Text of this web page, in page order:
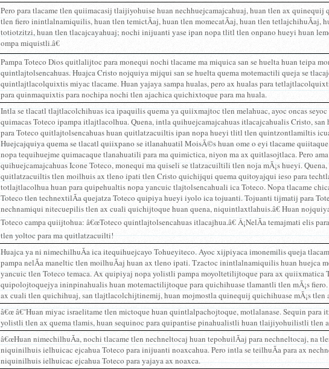
Pero para tlacame tlen quiimacasij tlaijiyohuise huan nechhuejcamajcahuaj, huan tlen ax quinequij
tlen fiero inintlalnamiquilis, huan tlen temictÃ­aj, huan tlen momecatÃ­aj, huan tlen tetlajchihuÃ­aj,
totiotzitzi, huan tlen tlacajcayahuaj; nochi inijuanti yase ipan nopa tlitl tlen onpano hueyi huan
ompa miquistli.â€
Pampa Toteco Dios quitlalijtoc para monequi nochi tlacame ma miquica san se huelta huan teipa
quintlajtolsencahuas. Huajca Cristo nojquiya mijqui san se huelta quema motemactili queja se
quintlajtlacolquixtis miyac tlacame. Huan yajaya sampa hualas, pero ax hualas para
para quinmaquixtis para nochipa nochi tlen ajachica quichixtoque para ma huala.
Intla se tlacatl tlajtlacolchihuas ica ipaquilis quema ya quiixmajtoc tlen melahuac, ayoc oncas
quimacas Toteco ipampa itlajtlacolhua. Quena, intla quihuejcamajcahuas itlacajcahualis Cristo,
para Toteco quitlajtolsencahuas huan quitlatzacuiltis ipan nopa hueyi tlitl tlen quintzontlamiltis
Huejcajquiya quema se tlacatl quiixpano se itlanahuatil MoisÃ©s huan ome o eyi tlacame
nopa tequihuejme quimacaque tlanahuatili para ma quimictica, niyon ma ax quitlasojtlaca. Pero
quihuejcamajcahuas Icone Toteco, monequi ma quiseli se tlatzacuiltili tlen noja mÃ¡s hueyi.
quitlatzacuiltis tlen moilhuis ax tleno ipati tlen Cristo quichijqui quema quitoyajqui ieso para
totlajtlacolhua huan para quipehualtis nopa yancuic tlajtolsencahuali ica Toteco. Nopa tlacame
Toteco tlen technextilÃ­a quejatza Toteco quipiya hueyi iyolo ica tojuanti. Tojuanti tijmatij para
nechnamiqui nitecuepilis tlen ax cuali quichijtoque huan quena, niquintlaxtlahuis.â€ Huan
Toteco campa quiijtohua: â€œToteco quintlajtolsencahuas itlacajhua.â€ Â¡NelÃ­a temajmati elis
tlen yoltoc para ma quitlatzacuilti!
Huajca ya ni nimechilhuÃ­a ica itequihuejcayo Tohueyiteco. Ayoc xijpiyaca imonemilis queja
pampa nelÃ­a maneltic tlen moilhuÃ­aj huan ax tleno ipati. Tzactoc inintlalnamiquilis huan huejca
yancuic tlen Toteco temaca. Ax quipiyaj nopa yolistli pampa moyoltetilijtoque para ax quiixmatica
quipolojtoquejya ininpinahualis huan motemactilijtoque para quichihuase tlamantli tlen mÃ¡s
ax cuali tlen quichihuaj, san tlajtlacolchijtinemij, huan mojmostla quinequij quichihuase mÃ¡s tlen
â€œ â€˜Huan miyac israelitame tlen mictoque huan quintlalpachojtoque, motlalanase. Sequin para
yolistli tlen ax quema tlamis, huan sequinoc para quipantise pinahualistli huan tlaijiyohuilistli tlen
â€œHuan nimechilhuÃ­a, nochi tlacame tlen nechneltocaj huan tepohuilÃ­aj para nechneltocaj, na
niquinilhuis ielhuicac ejcahua Toteco para inijuanti noaxcahua. Pero intla se teilhuÃ­a para ax
niquinilhuis ielhuicac ejcahua Toteco para yajaya ax noaxca.